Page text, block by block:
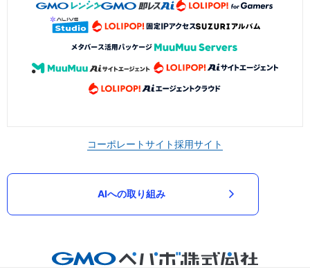
コーポレートサイト採用サイト
AIへの取り組み